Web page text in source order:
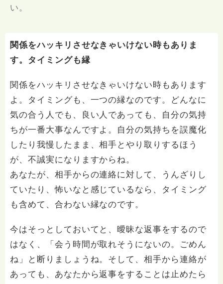
い。
関係をハッキリさせなきゃいけない時もありま
す。タイミングも縁
関係をハッキリさせなきゃいけない時もあります
よ。タイミングも、一つの縁なのです。どんなに
気の合う人でも、良い人であっても、自分の気持
ちが一番大事なんですよ。自分の気持ちを誤魔化
したり我慢したまま、相手とやり取りするほう
が、不誠実になりますからね。
あなたが、相手からの連絡に対して、うんざりし
ていたり、怖いなと感じているなら、タイミング
も含めて、合わない縁なのです。
今はそっとしておいてと、曖昧な返事をするので
はなく、「会う時間が取れそうにないの。ごめん
ね」と断りましょうね。そして、相手から連絡が
あっても、あなたから返事をすることは止めたら